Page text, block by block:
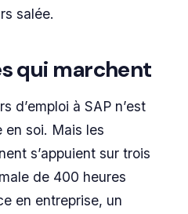
salée.
qui marchent
d’emploi à SAP n’est
en soi. Mais les
s’appuient sur trois
de 400 heures
en entreprise, un